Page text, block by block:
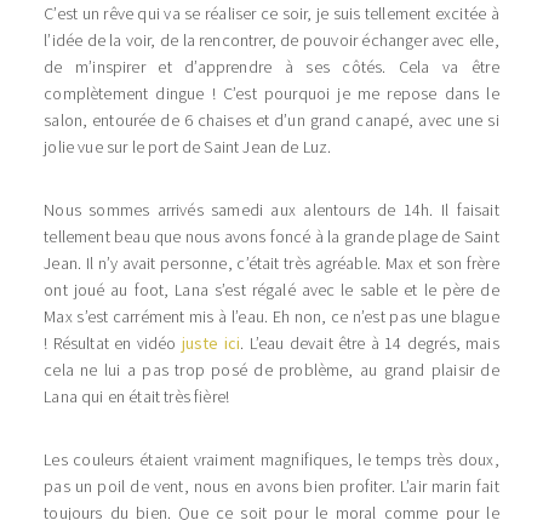
C’est un rêve qui va se réaliser ce soir, je suis tellement excitée à
l’idée de la voir, de la rencontrer, de pouvoir échanger avec elle,
de m’inspirer et d’apprendre à ses côtés. Cela va être
complètement dingue ! C’est pourquoi je me repose dans le
salon, entourée de 6 chaises et d’un grand canapé, avec une si
jolie vue sur le port de Saint Jean de Luz.
Nous sommes arrivés samedi aux alentours de 14h. Il faisait
tellement beau que nous avons foncé à la grande plage de Saint
Jean. Il n’y avait personne, c’était très agréable. Max et son frère
ont joué au foot, Lana s’est régalé avec le sable et le père de
Max s’est carrément mis à l’eau. Eh non, ce n’est pas une blague
! Résultat en vidéo juste ici. L’eau devait être à 14 degrés, mais
cela ne lui a pas trop posé de problème, au grand plaisir de
Lana qui en était très fière!
Les couleurs étaient vraiment magnifiques, le temps très doux,
pas un poil de vent, nous en avons bien profiter. L’air marin fait
toujours du bien. Que ce soit pour le moral comme pour le